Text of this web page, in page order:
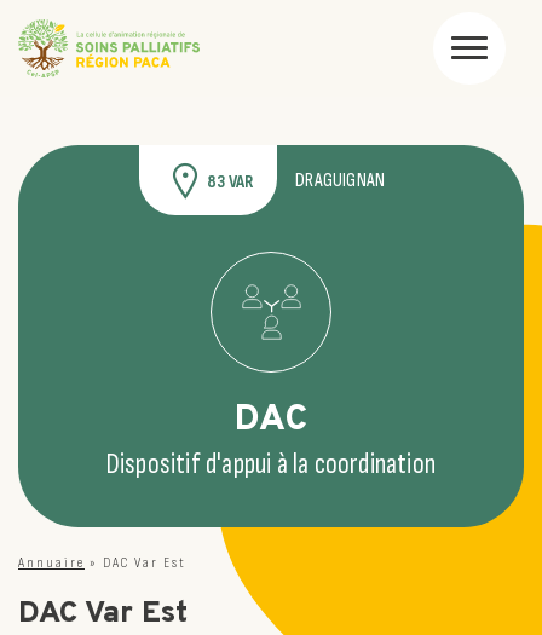
83 VAR DRAGUIGNAN
DAC
Dispositif d'appui à la coordination
Annuaire » DAC Var Est
DAC Var Est